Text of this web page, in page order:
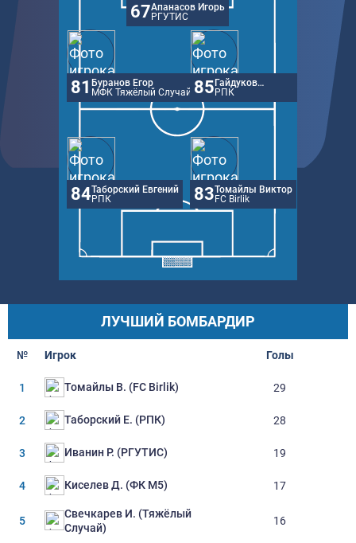
67Апанасов Игорь
РГУТИС
81 Буранов Егор
МФК Тяжёлый Случай 85Гайдуков
Даниил
РПК
84Таборский Евгений
РПК
83Томайлы Виктор
FC Birlik
ЛУЧШИЙ БОМБАРДИР
№ Игрок Голы
1 Томайлы В. (FC Birlik) 29
2 Таборский Е. (РПК) 28
3 Иванин Р. (РГУТИС) 19
4 Киселев Д. (ФК М5) 17
5
Свечкарев И. (Тяжёлый
Случай)
16